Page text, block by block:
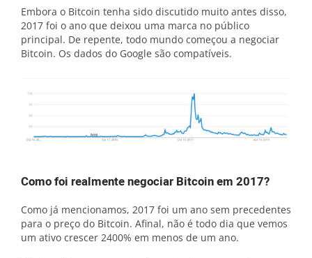
Embora o Bitcoin tenha sido discutido muito antes disso,
2017 foi o ano que deixou uma marca no público
principal. De repente, todo mundo começou a negociar
Bitcoin. Os dados do Google são compatíveis.
Como foi realmente negociar Bitcoin em 2017?
Como já mencionamos, 2017 foi um ano sem precedentes
para o preço do Bitcoin. Afinal, não é todo dia que vemos
um ativo crescer 2400% em menos de um ano.